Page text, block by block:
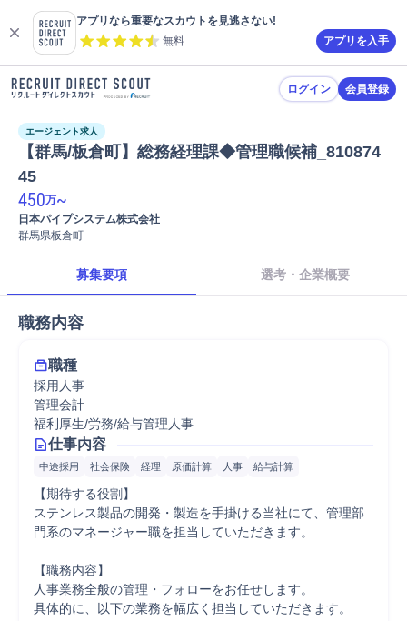
アプリなら重要なスカウトを見逃さない!
無料
アプリを入手
ログイン 会員登録
エージェント求人
【群馬/板倉町】総務経理課◆管理職候補_810874
45
450万~
日本パイプシステム株式会社
群馬県板倉町
募集要項 選考・企業概要
職務内容
職種
採用人事
管理会計
福利厚生/労務/給与管理人事
仕事内容
中途採用 社会保険 経理 原価計算 人事 給与計算
【期待する役割】
ステンレス製品の開発・製造を手掛ける当社にて、管理部
門系のマネージャー職を担当していただきます。
【職務内容】
人事業務全般の管理・フォローをお任せします。
具体的に、以下の業務を幅広く担当していただきます。